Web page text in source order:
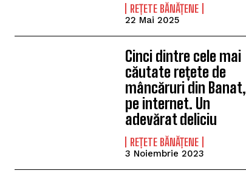
REȚETE BĂNĂȚENE
22 Mai 2025
Cinci dintre cele mai
căutate rețete de
mâncăruri din Banat,
pe internet. Un
adevărat deliciu
REȚETE BĂNĂȚENE
3 Noiembrie 2023